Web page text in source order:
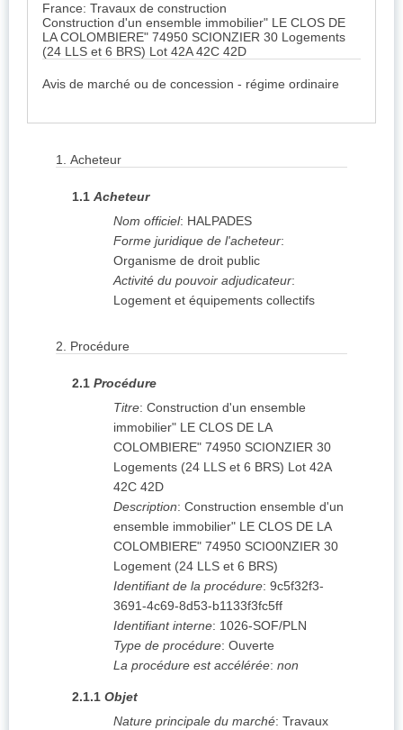
France: Travaux de construction
Construction d'un ensemble immobilier" LE CLOS DE
LA COLOMBIERE" 74950 SCIONZIER 30 Logements
(24 LLS et 6 BRS) Lot 42A 42C 42D
Avis de marché ou de concession - régime ordinaire
1. Acheteur
1.1 Acheteur
Nom officiel: HALPADES
Forme juridique de l'acheteur:
Organisme de droit public
Activité du pouvoir adjudicateur:
Logement et équipements collectifs
2. Procédure
2.1 Procédure
Titre: Construction d'un ensemble
immobilier" LE CLOS DE LA
COLOMBIERE" 74950 SCIONZIER 30
Logements (24 LLS et 6 BRS) Lot 42A
42C 42D
Description: Construction ensemble d'un
ensemble immobilier" LE CLOS DE LA
COLOMBIERE" 74950 SCIO0NZIER 30
Logement (24 LLS et 6 BRS)
Identifiant de la procédure: 9c5f32f3-
3691-4c69-8d53-b1133f3fc5ff
Identifiant interne: 1026-SOF/PLN
Type de procédure: Ouverte
La procédure est accélérée: non
2.1.1 Objet
Nature principale du marché: Travaux